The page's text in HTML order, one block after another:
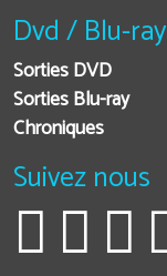
Dvd / Blu-ray
Sorties DVD
Sorties Blu-ray
Chroniques
Suivez nous